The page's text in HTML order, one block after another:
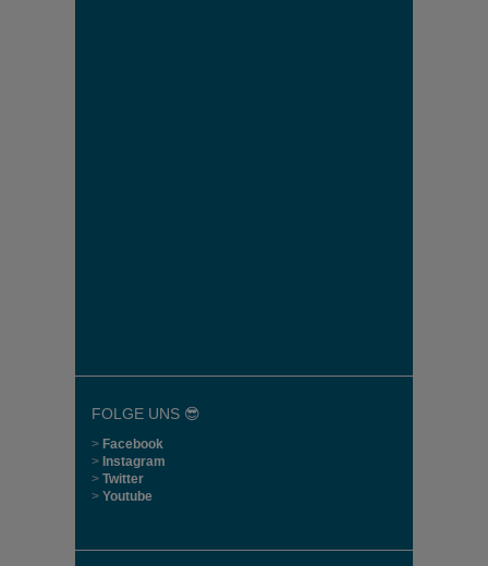
FOLGE UNS 😎
> Facebook
> Instagram
> Twitter
> Youtube